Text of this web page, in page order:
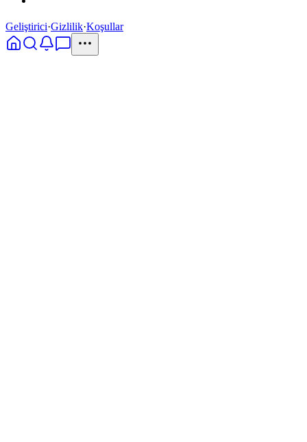
Geliştirici·Gizlilik·Koşullar